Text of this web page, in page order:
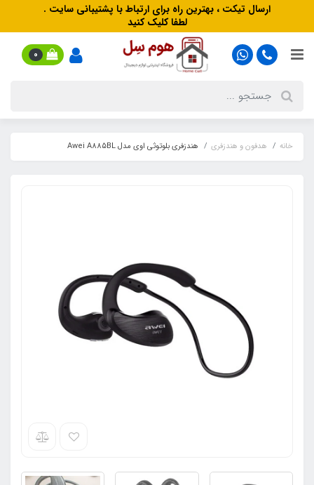
ارسال تیکت ، بهترین راه برای ارتباط با پشتیبانی سایت .
لطفا کلیک کنید
0
خانه هدفون‌ و‌ هندزفری هندزفری بلوتوثی اوی مدل Awei A885BL